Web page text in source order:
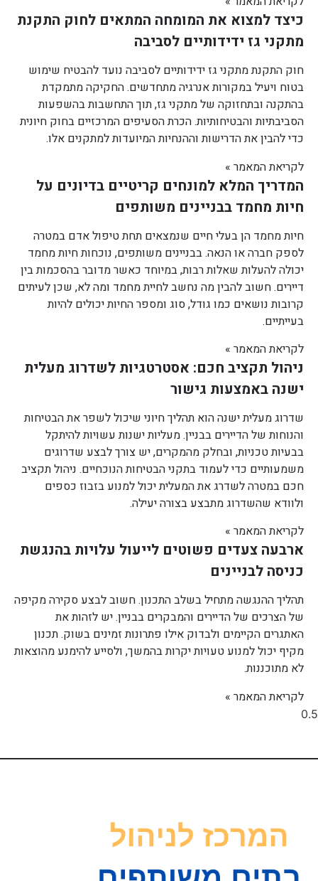
כיצד למצוא את המומחה המתאים לחוק התקנת
מתקני גז ידידותיים לסביבה
חוק התקנת מתקני גז ידידותיים לסביבה נועד להבטיח שימוש
בטוח ויעיל במקורות אנרגיה מתחדשים. החקיקה מתמקדת
בהתקנה ובתחזוקה של מתקני גז, תוך התחשבות בהשפעות
הסביבתיות והבטיחותיות. הכרת הסעיפים המרכזיים בחוק חיונית
כדי להבין את הדרישות וההנחיות המיועדות למתקנים אלו.
לקריאת המאמר »
המדריך המלא למונחים קריטיים בדיונים על
חיות מחמד בבניינים משותפים
חיות מחמד הן בעלי חיים שנמצאים תחת טיפול אדם במטרה
לספק חברה או הנאה. בבניינים משותפים, נוכחות חיות מחמד
יכולה להעלות שאלות רבות, במיוחד כאשר מדובר בהסכמות בין
דיירים. חשוב להבין מה נחשב לחיית מחמד ומה לא, שכן לעיתים
קרובות נושאים כמו גודל, סוג ומספר החיות יכולים להיות
בעייתיים.
לקריאת המאמר »
ניהול תקציב חכם: אסטרטגיות לשדרוג מעלית
ישנה באמצעות גישור
שדרוג מעלית ישנה הוא תהליך חיוני שיכול לשפר את הבטיחות
והנוחות של הדיירים בבניין. מעליות ישנות עשויות להיתקל
בבעיות טכניות, ובחלק מהמקרים, יש צורך לבצע שדרוגים
משמעותיים כדי לעמוד בתקני הבטיחות הנוכחיים. ניהול תקציב
חכם במטרה לשדרג את המעלית יכול למנוע בזבוז כספים
ולוודא שהשדרוג מתבצע בצורה יעילה.
לקריאת המאמר »
ארבעה צעדים פשוטים לייעול עלויות בהנגשת
כניסה לבניינים
תהליך ההנגשה מתחיל בשלב התכנון. חשוב לבצע סקירה מקיפה
של הצרכים של הדיירים והמבקרים בבניין. יש לזהות את
האתגרים הקיימים ולבדוק אילו פתרונות זמינים בשוק. תכנון
מקיף יכול למנוע טעויות יקרות בהמשך, ולסייע להימנע מהוצאות
לא מתוכננות.
לקריאת המאמר »